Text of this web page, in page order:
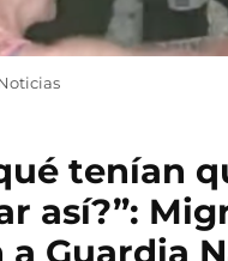
tenían
así?”:
a Guardia